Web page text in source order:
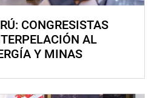
CONGRESISTAS
AL
Y MINAS